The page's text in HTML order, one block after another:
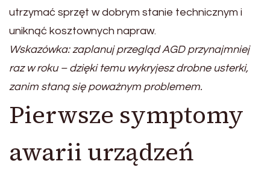
utrzymać sprzęt w dobrym stanie technicznym i
uniknąć kosztownych napraw.
Wskazówka: zaplanuj przegląd AGD przynajmniej
raz w roku – dzięki temu wykryjesz drobne usterki,
zanim staną się poważnym problemem.
Pierwsze symptomy
awarii urządzeń